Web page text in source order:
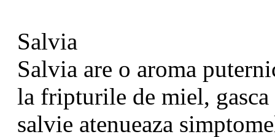
Salvia
Salvia are o aroma
la fripturile de miel,
salvie atenueaza